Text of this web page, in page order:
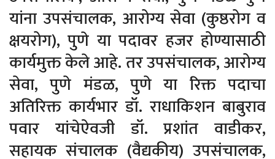
यांना उपसंचालक, आरोग्य सेवा (कुष्ठरोग व
क्षयरोग), पुणे या पदावर हजर होण्यासाठी
कार्यमुक्त केले आहे. तर उपसंचालक, आरोग्य
सेवा, पुणे मंडळ, पुणे या रिक्त पदाचा
अतिरिक्त कार्यभार डॉ. राधाकिशन बाबुराव
पवार यांचेऐवजी डॉ. प्रशांत वाडीकर,
सहायक संचालक (वैद्यकीय) उपसंचालक,